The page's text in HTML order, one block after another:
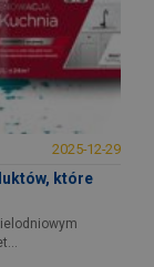
2025-12-29
które